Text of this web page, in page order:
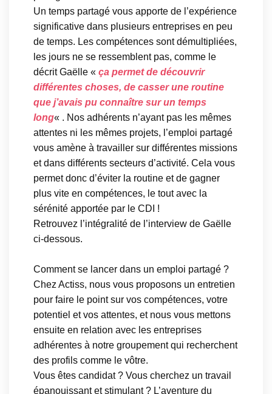
Un temps partagé vous apporte de l’expérience
significative dans plusieurs entreprises en peu
de temps. Les compétences sont démultipliées,
les jours ne se ressemblent pas, comme le
décrit Gaëlle « ça permet de découvrir
différentes choses, de casser une routine
que j’avais pu connaître sur un temps
long« . Nos adhérents n’ayant pas les mêmes
attentes ni les mêmes projets, l’emploi partagé
vous amène à travailler sur différentes missions
et dans différents secteurs d’activité. Cela vous
permet donc d’éviter la routine et de gagner
plus vite en compétences, le tout avec la
sérénité apportée par le CDI !
Retrouvez l’intégralité de l’interview de Gaëlle
ci-dessous.
Comment se lancer dans un emploi partagé ?
Chez Actiss, nous vous proposons un entretien
pour faire le point sur vos compétences, votre
potentiel et vos attentes, et nous vous mettons
ensuite en relation avec les entreprises
adhérentes à notre groupement qui recherchent
des profils comme le vôtre.
Vous êtes candidat ? Vous cherchez un travail
épanouissant et stimulant ? L’aventure du